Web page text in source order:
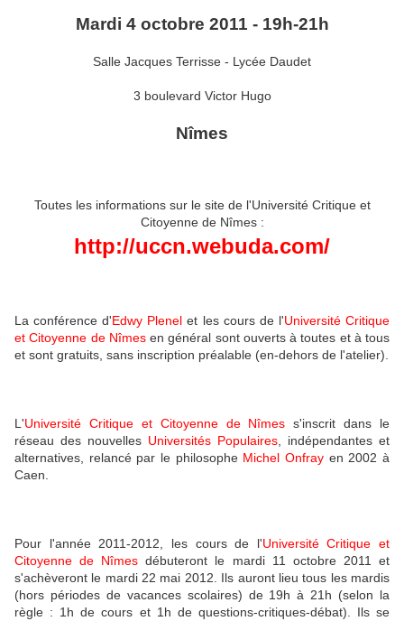
Mardi 4 octobre 2011 - 19h-21h
Salle Jacques Terrisse - Lycée Daudet
3 boulevard Victor Hugo
Nîmes
Toutes les informations sur le site de l'Université Critique et
Citoyenne de Nîmes :
http://uccn.webuda.com/
La conférence d'Edwy Plenel et les cours de l'Université Critique
et Citoyenne de Nîmesen général sont ouverts à toutes et à tous
et sont gratuits, sans inscription préalable (en-dehors de l'atelier).
L'Université Critique et Citoyenne de Nîmes s'inscrit dans le
réseau des nouvelles Universités Populaires , indépendantes et
alternatives, relancé par le philosophe Michel Onfray en 2002 à
Caen.
Pour l'année 2011-2012, les cours de l'Université Critique et
Citoyenne de Nîmes débuteront le mardi 11 octobre 2011 et
s'achèveront le mardi 22 mai 2012. Ils auront lieu tous les mardis
(hors périodes de vacances scolaires) de 19h à 21h (selon la
règle : 1h de cours et 1h de questions-critiques-débat). Ils se